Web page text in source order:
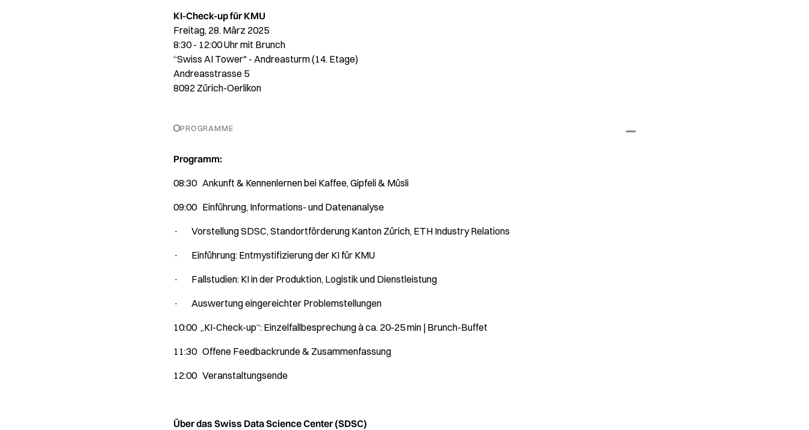
KI-Check-up für KMU
Freitag, 28. März 2025
8:30 - 12:00 Uhr mit Brunch
“Swiss AI Tower" - Andreasturm (14. Etage)
Andreasstrasse 5
8092 Zürich-Oerlikon
PROGRAMME
Programm:
08:30 Ankunft & Kennenlernen bei Kaffee, Gipfeli & Müsli
09:00 Einführung, Informations- und Datenanalyse
· Vorstellung SDSC, Standortförderung Kanton Zürich, ETH Industry Relations
· Einführung: Entmystifizierung der KI für KMU
· Fallstudien: KI in der Produktion, Logistik und Dienstleistung
· Auswertung eingereichter Problemstellungen
10:00 „KI-Check-up“: Einzelfallbesprechung à ca. 20-25 min | Brunch-Buffet
11:30 Offene Feedbackrunde & Zusammenfassung
12:00 Veranstaltungsende
Über das Swiss Data Science Center (SDSC)